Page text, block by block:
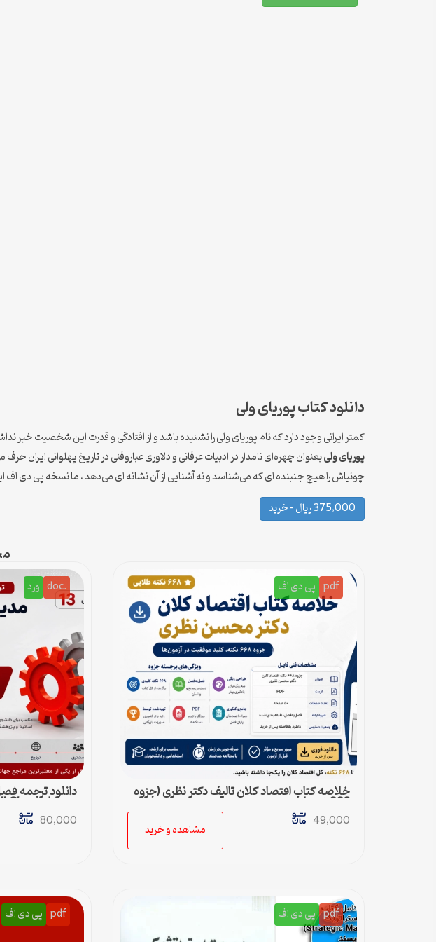
دانلود کتاب پوریای ولی
کمتر ایرانی وجود دارد که نام پوریای ولی را نشنیده باشد و از افتادگی و قدرت این شخصیت خبر
پوریای ولیبعنوان چهره‌ای نامدار در ادبیات عرفانی و دلاوری عباروفنی در تاریخ پهلوانی
چونیاش را هیچ جنبنده ای که می‌شناسد و نه آشنایی از آن نشانه ای می‌دهد ، ما نسخه پی دی اف این
375,000 ریال – خرید
pdf پی دی اف
خلاصه کتاب اقتصاد کلان تالیف دکتر نظری (جزوه
668 نکته)
49,000
مشاهده و خرید
.doc ورد
تامین
80,000
pdf پی دی اف pdf پی دی اف